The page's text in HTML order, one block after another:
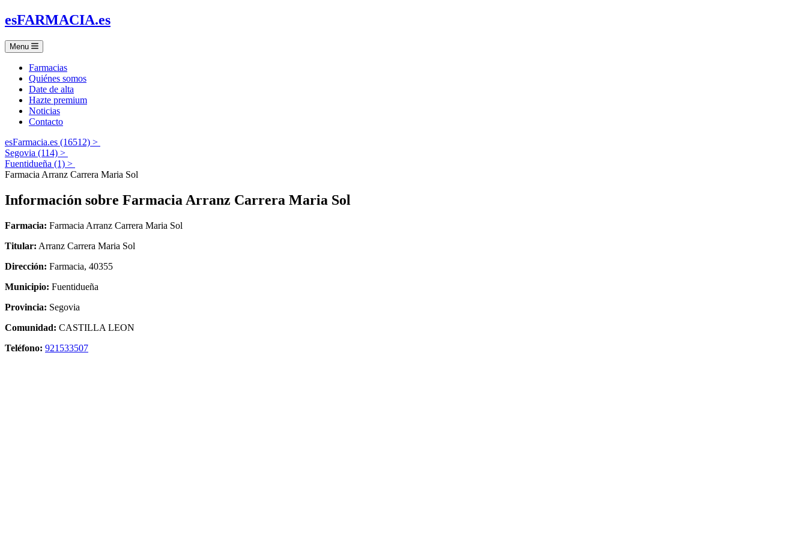
esFARMACIA.es
Menu
Farmacias
Quiénes somos
Date de alta
Hazte premium
Noticias
Contacto
esFarmacia.es (16512) >
Segovia (114) >
Fuentidueña (1) >
Farmacia Arranz Carrera Maria Sol
Información sobre Farmacia Arranz Carrera Maria Sol
Farmacia: Farmacia Arranz Carrera Maria Sol
Titular: Arranz Carrera Maria Sol
Dirección: Farmacia, 40355
Municipio: Fuentidueña
Provincia: Segovia
Comunidad: CASTILLA LEON
Teléfono: 921533507